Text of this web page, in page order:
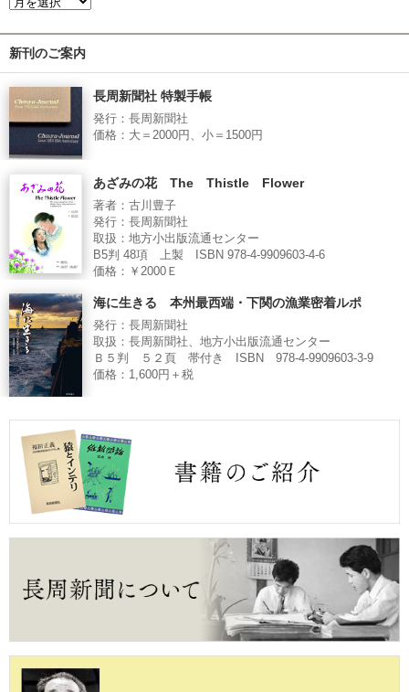
新刊のご案内
長周新聞社 特製手帳
発行：長周新聞社
価格：大＝2000円、小＝1500円
あざみの花 The Thistle Flower
著者：古川豊子
発行：長周新聞社
取扱：地方小出版流通センター
B5判 48項 上製 ISBN 978-4-9909603-4-6
価格：￥2000Ｅ
海に生きる 本州最西端・下関の漁業密着ルポ
発行：長周新聞社
取扱：長周新聞社、地方小出版流通センター
Ｂ５判 ５２頁 帯付き ISBN 978-4-9909603-3-9
価格：1,600円＋税